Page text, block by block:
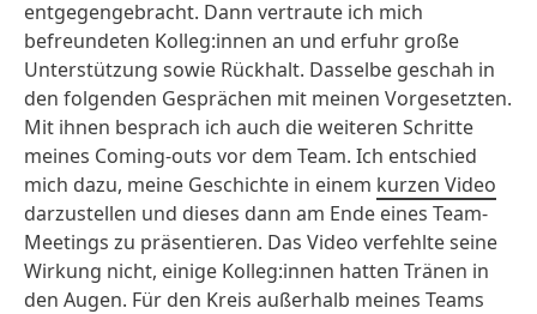
entgegengebracht. Dann vertraute ich mich
befreundeten Kolleg:innen an und erfuhr große
Unterstützung sowie Rückhalt. Dasselbe geschah in
den folgenden Gesprächen mit meinen Vorgesetzten.
Mit ihnen besprach ich auch die weiteren Schritte
meines Coming-outs vor dem Team. Ich entschied
mich dazu, meine Geschichte in einem kurzen Video
darzustellen und dieses dann am Ende eines Team-
Meetings zu präsentieren. Das Video verfehlte seine
Wirkung nicht, einige Kolleg:innen hatten Tränen in
den Augen. Für den Kreis außerhalb meines Teams